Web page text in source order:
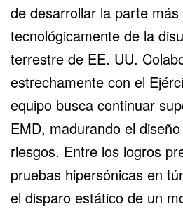
de desarrollar la parte
tecnológicamente de la
terrestre de EE. UU.
estrechamente con el
equipo busca continuar
EMD, madurando el
riesgos. Entre los logros
pruebas hipersónicas en
el disparo estático de un